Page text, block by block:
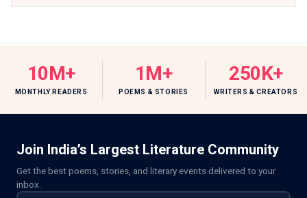
10M+
MONTHLY READERS
1M+
POEMS & STORIES
250K+
WRITERS & CREATORS
Join India’s Largest Literature Community
Get the best poems, stories, and literary events delivered to your
inbox.